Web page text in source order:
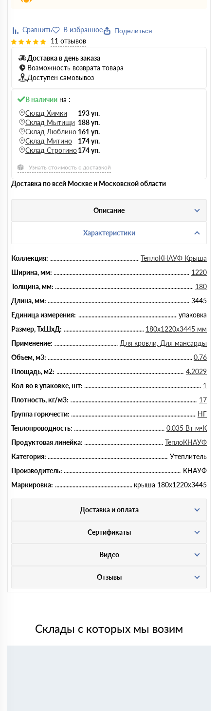
Поделиться
11 отзывов
Доставка в день заказа
Возможность возврата товара
Доступен самовывоз
В наличии на :
Склад Химки
193 уп.
Склад Мытищи 188 уп.
Склад Люблино 161 уп.
Склад Митино
174 уп.
Склад Строгино174 уп.
Узнать стоимость с доставкой
Доставка по всей Москве и Московской области
Описание
Характеристики
Коллекция:
ТеплоКНАУФ Крыша
Ширина, мм:
1220
Толщина, мм:
180
Длина, мм:
3445
Единица измерения:
упаковка
Размер, ТхШхД:
180х1220х3445 мм
Применение:
Для кровли, Для мансарды
Объем, м3:
0.76
Площадь, м2:
4.2029
Кол-во в упаковке, шт:
1
Плотность, кг/м3:
17
Группа горючести:
НГ
Теплопроводность:
0.035 Вт м•К
Продуктовая линейка:
ТеплоКНАУФ
Категория:
Утеплитель
Производитель:
КНАУФ
Маркировка:
крыша 180х1220х3445
Доставка и оплата
Сертификаты
Видео
Отзывы
Склады с которых мы возим